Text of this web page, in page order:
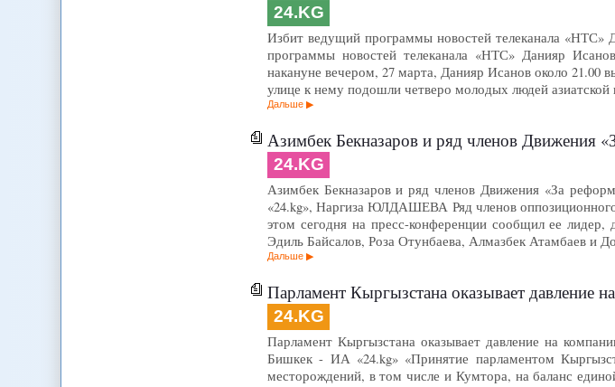
24.KG
Избит ведущий программы новостей телеканала
программы новостей телеканала «НТС» Данияр
накануне вечером, 27 марта, Данияр Исанов около 21.00
улице к нему подошли четверо молодых людей
Дальше
Азимбек Бекназаров и ряд членов Движения
24.KG
Азимбек Бекназаров и ряд членов Движения «За
«24.kg», Наргиза ЮЛДАШЕВА Ряд членов
этом сегодня на пресс-конференции сообщил ее
Эдиль Байсалов, Роза Отунбаева, Алмазбек Атамбаев и
Дальше
Парламент Кыргызстана оказывает давление на
24.KG
Парламент Кыргызстана оказывает давление на
Бишкек - ИА «24.kg» «Принятие парламентом
месторождений, в том числе и Кумтора, на баланс